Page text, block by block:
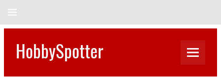
HobbySpotter